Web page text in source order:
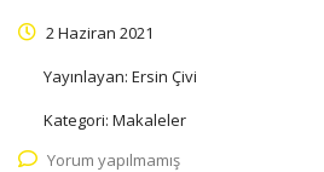
2 Haziran 2021
Yayınlayan: Ersin Çivi
Kategori: Makaleler
Yorum yapılmamış